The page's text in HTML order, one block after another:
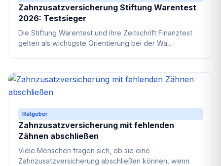
Zahnzusatzversicherung Stiftung Warentest
2026: Testsieger
Die Stiftung Warentest und ihre Zeitschrift Finanztest
gelten als wichtigste Orientierung bei der Wa...
Ratgeber
Zahnzusatzversicherung mit fehlenden
Zähnen abschließen
Viele Menschen fragen sich, ob sie eine
Zahnzusatzversicherung abschließen können, wenn